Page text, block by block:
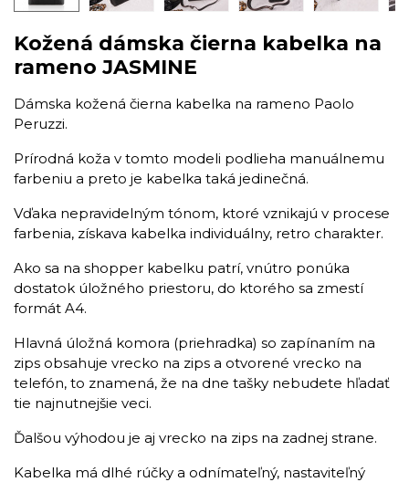
Kožená dámska čierna kabelka na
rameno JASMINE
​Dámska kožená čierna kabelka na rameno Paolo
Peruzzi.
Prírodná koža v tomto modeli podlieha manuálnemu
farbeniu a preto je kabelka taká jedinečná.
Vďaka nepravidelným tónom, ktoré vznikajú v procese
farbenia, získava kabelka individuálny, retro charakter.
Ako sa na shopper kabelku patrí, vnútro ponúka
dostatok úložného priestoru, do ktorého sa zmestí
formát A4.
Hlavná úložná komora (priehradka) so zapínaním na
zips obsahuje vrecko na zips a otvorené vrecko na
telefón, to znamená, že na dne tašky nebudete hľadať
tie najnutnejšie veci.
Ďalšou výhodou je aj vrecko na zips na zadnej strane.
Kabelka má dlhé rúčky a odnímateľný, nastaviteľný